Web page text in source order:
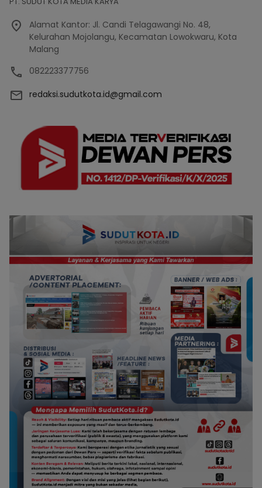
Alamat Kantor: Jl. Candi Telagawangi No. 48,
Kelurahan Mojolangu, Kecamatan Lowokwaru, Kota
Malang
082223377756
redaksi.sudutkota.id@gmail.com